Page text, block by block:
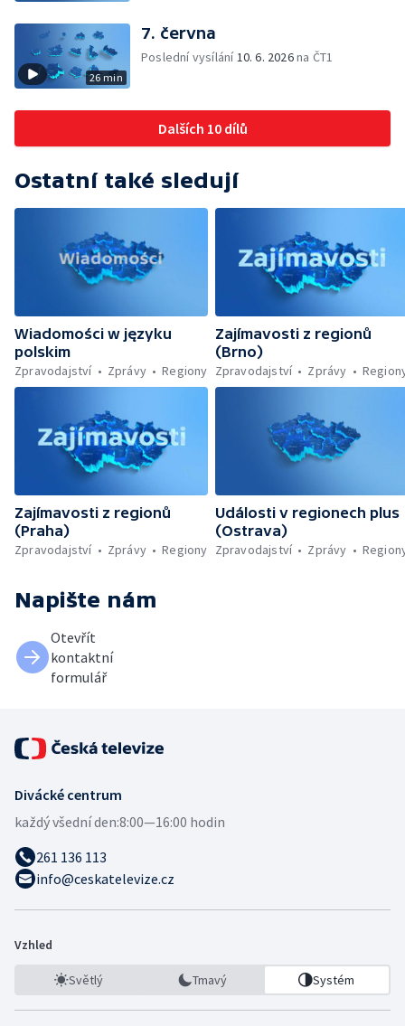
26 min
7. června
Poslední vysílání10. 6. 2026na ČT1
Dalších 10 dílů
Ostatní také sledují
Wiadomości w języku
polskim
Zpravodajství
Zprávy Regiony
Zajímavosti z regionů
(Brno)
Zpravodajství
Zprávy
Zajímavosti z regionů
(Praha)
Zpravodajství
Zprávy Regiony
Události v regionech plus
(Ostrava)
Zpravodajství
Zprávy
Napište nám
Otevřít
kontaktní
formulář
Divácké centrum
každý všední den:8:00—16:00 hodin
261 136 113
info@ceskatelevize.cz
Vzhled
Světlý Tmavý Systém